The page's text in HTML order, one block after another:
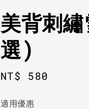
美背刺
選)
Regular
NT$ 580
適用優惠